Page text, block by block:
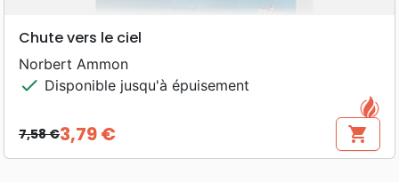
Chute vers le ciel
Norbert Ammon
check Disponible jusqu'à épuisement
Prix de base
7,58 €
Prix 3,79 € shopping_cart